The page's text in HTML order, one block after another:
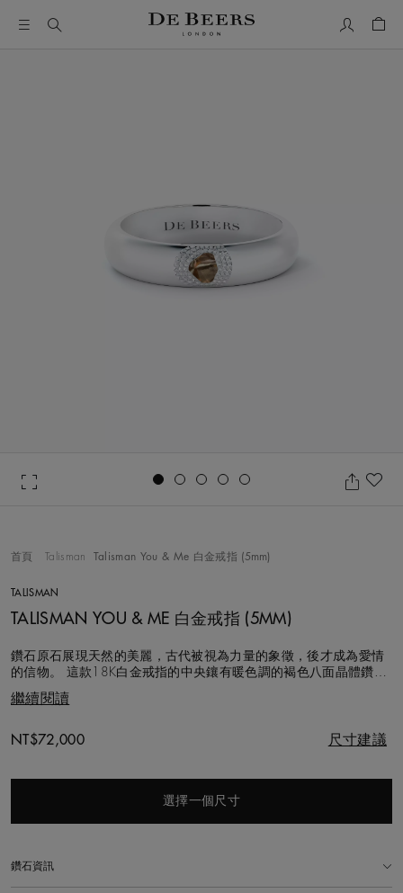
首頁 Talisman Talisman You & Me 白金戒指 (5mm)
TALISMAN
TALISMAN YOU & ME 白金戒指 (5MM)
鑽石原石展現天然的美麗，古代被視為力量的象徵，後才成為愛情
的信物。 這款18K白金戒指的中央鑲有暖色調的褐色八面晶體鑽石
光戒指更添質感。 Talisman系列選用的每顆天然鑽石都以遵循道德
此款
繼續閱讀
Original price
NT$72,000 尺寸建議
選擇一個尺寸
鑽石資訊